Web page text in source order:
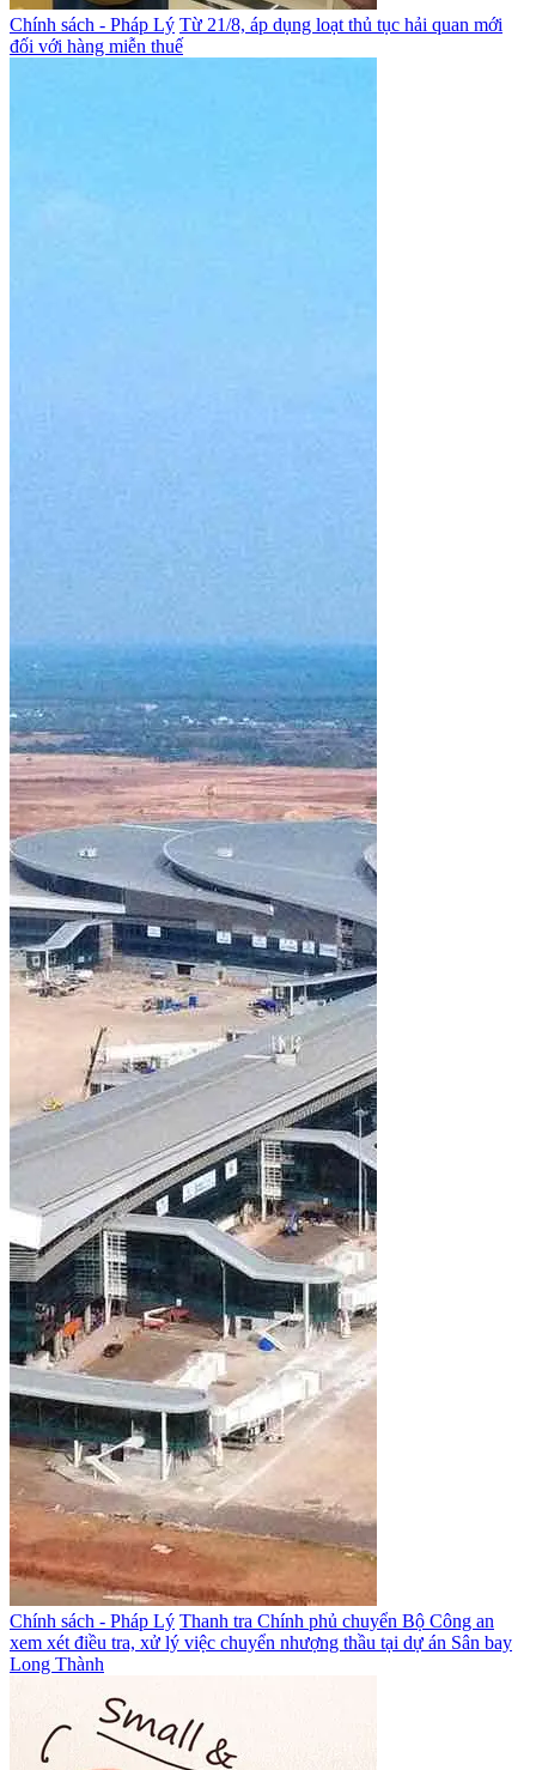
Chính sách - Pháp Lý Từ 21/8, áp dụng loạt thủ tục hải quan mới
đối với hàng miễn thuế
Chính sách - Pháp Lý Thanh tra Chính phủ chuyển Bộ Công an
xem xét điều tra, xử lý việc chuyển nhượng thầu tại dự án Sân bay
Long Thành